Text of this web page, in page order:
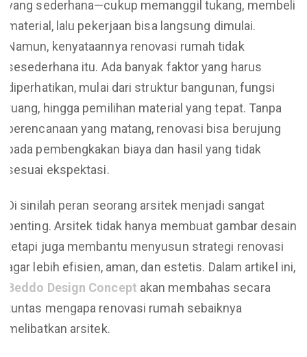
yang sederhana—cukup memanggil tukang, membeli
material, lalu pekerjaan bisa langsung dimulai.
Namun, kenyataannya renovasi rumah tidak
sesederhana itu. Ada banyak faktor yang harus
diperhatikan, mulai dari struktur bangunan, fungsi
ruang, hingga pemilihan material yang tepat. Tanpa
perencanaan yang matang, renovasi bisa berujung
pada pembengkakan biaya dan hasil yang tidak
sesuai ekspektasi.
Di sinilah peran seorang arsitek menjadi sangat
penting. Arsitek tidak hanya membuat gambar desain,
tetapi juga membantu menyusun strategi renovasi
agar lebih efisien, aman, dan estetis. Dalam artikel ini,
Beddo Design Concept akan membahas secara
tuntas mengapa renovasi rumah sebaiknya
melibatkan arsitek.